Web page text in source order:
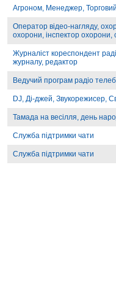
Агроном, Менеджер,
Оператор відео-нагляду,
охорони, інспектор охорони,
Журналіст кореспондент
журналу, редактор
Ведучий програм радіо
DJ, Ді-джей, Звукорежисер,
Тамада на весілля, день
Служба підтримки чати
Служба підтримки чати